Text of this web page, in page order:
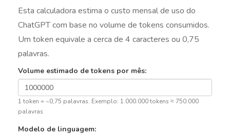
Esta calculadora estima o custo mensal de uso do
ChatGPT com base no volume de tokens consumidos.
Um token equivale a cerca de 4 caracteres ou 0,75
palavras.
Volume estimado de tokens por mês:
1 token = ~0,75 palavras. Exemplo: 1.000.000 tokens ≈ 750.000
palavras
Modelo de linguagem: